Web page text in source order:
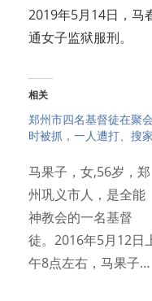
2019年5月14日，马
通女子监狱服刑。
相关
郑州市四名基督徒在聚会
时被抓，一人遭打、搜家
马果子，女,56岁，郑
州巩义市人，是全能
神教会的一名基督
徒。2016年5月12日
午8点左右，马果子…